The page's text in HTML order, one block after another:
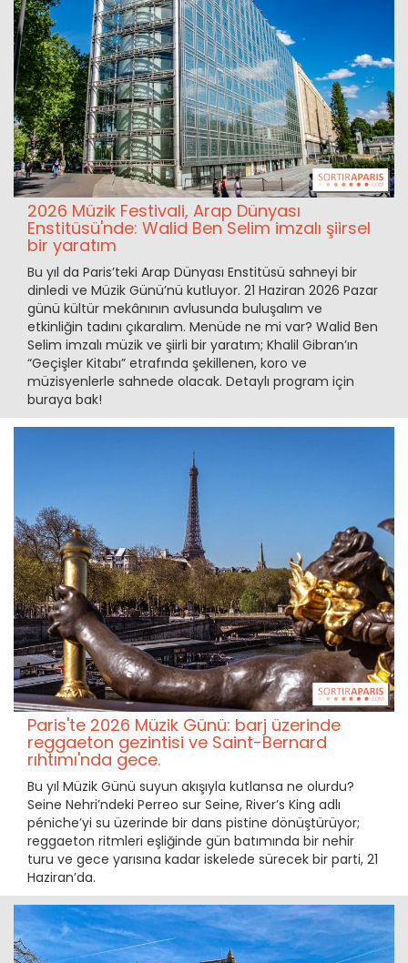
2026 Müzik Festivali, Arap Dünyası
Enstitüsü'nde: Walid Ben Selim imzalı şiirsel
bir yaratım
Bu yıl da Paris’teki Arap Dünyası Enstitüsü sahneyi bir
dinledi ve Müzik Günü’nü kutluyor. 21 Haziran 2026 Pazar
günü kültür mekânının avlusunda buluşalım ve
etkinliğin tadını çıkaralım. Menüde ne mi var? Walid Ben
Selim imzalı müzik ve şiirli bir yaratım; Khalil Gibran’ın
“Geçişler Kitabı” etrafında şekillenen, koro ve
müzisyenlerle sahnede olacak. Detaylı program için
buraya bak!
Paris'te 2026 Müzik Günü: barj üzerinde
reggaeton gezintisi ve Saint-Bernard
rıhtımı'nda gece.
Bu yıl Müzik Günü suyun akışıyla kutlansa ne olurdu?
Seine Nehri’ndeki Perreo sur Seine, River’s King adlı
péniche’yi su üzerinde bir dans pistine dönüştürüyor;
reggaeton ritmleri eşliğinde gün batımında bir nehir
turu ve gece yarısına kadar iskelede sürecek bir parti, 21
Haziran’da.